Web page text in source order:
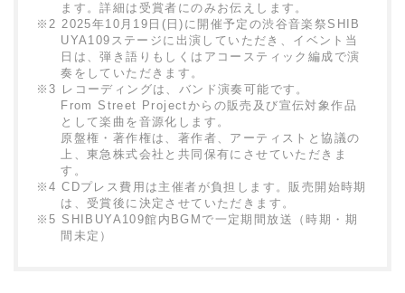
ます。詳細は受賞者にのみお伝えします。
※2 2025年10月19日(日)に開催予定の渋谷音楽祭SHIB
UYA109ステージに出演していただき、 イベント当
日は、弾き語りもしくはアコースティック編成で演
奏をしていただきます。
※3 レコーディングは、バンド演奏可能です。
From Street Projectからの販売及び宣伝対象作品
として楽曲を音源化します。
原盤権・著作権は、著作者、アーティストと協議の
上、東急株式会社と共同保有にさせていただきま
す。
※4 CDプレス費用は主催者が負担します。販売開始時期
は、受賞後に決定させていただきます。
※5 SHIBUYA109館内BGMで一定期間放送（時期・期
間未定）